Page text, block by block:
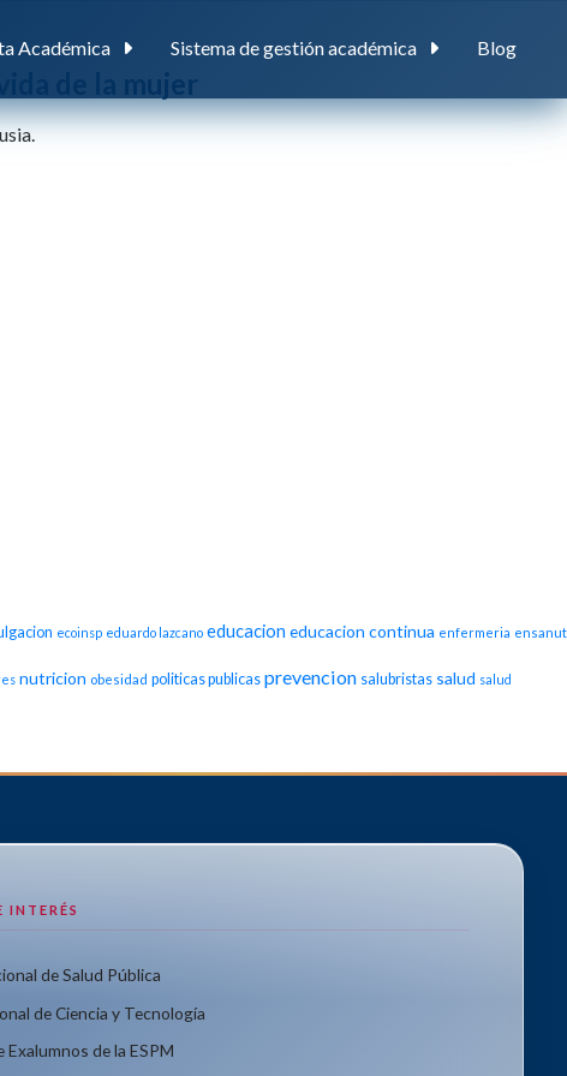
Académica Sistema de gestión académica Blog
de la mujer
ecoinsp eduardo lazcano educacion educacion continua enfermeria ensanut
nutricion obesidad politicas publicas prevencion salubristas salud salud
INTERÉS
de Salud Pública
de Ciencia y Tecnología
Exalumnos de la ESPM